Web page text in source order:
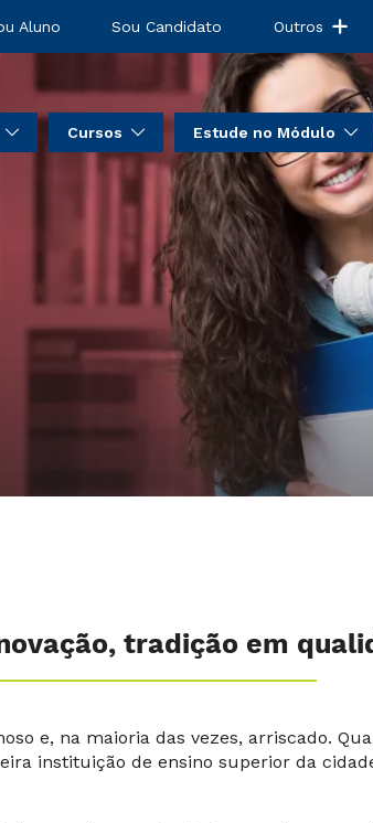
Aluno Sou Candidato Outros
Cursos Estude no Módulo
tradição em
e, na maioria das vezes, arriscado.
instituição de ensino superior da